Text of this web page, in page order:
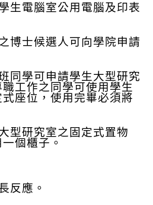
生電腦室公用電腦及印表
博士候選人可向學院申請
同學可申請學生大型研究
工作之同學可使用學生
座位，使用完畢必須將
型研究室之固定式置物
個櫃子。
反應 。